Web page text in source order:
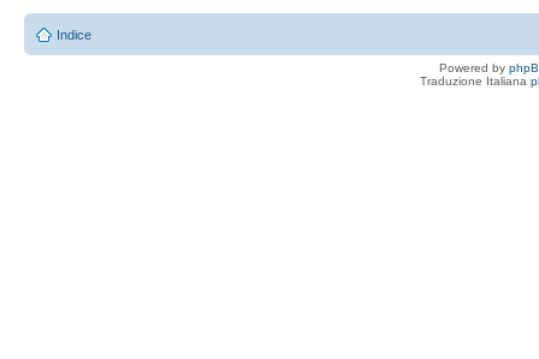
Indice
Powered by
Traduzione Italiana